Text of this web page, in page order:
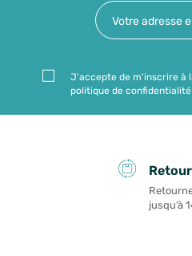
J'accepte de m'inscrire à
politique de
jusqu’à